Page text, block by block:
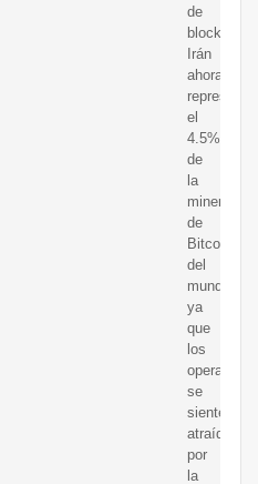
de
Irán
ahora
representa
el
4.5%
de
la
minería
de
Bitcoin
del
mundo,
ya
que
los
operadores
se
sienten
atraídos
por
la